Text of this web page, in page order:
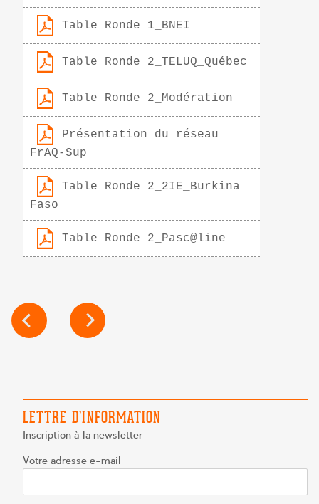
Table Ronde 1_BNEI
Table Ronde 2_TELUQ_Québec
Table Ronde 2_Modération
Présentation du réseau
FrAQ-Sup
Table Ronde 2_2IE_Burkina
Faso
Table Ronde 2_Pasc@line
NAVIGATION
DE
LETTRE D’INFORMATION
Inscription à la newsletter
Votre adresse e-mail